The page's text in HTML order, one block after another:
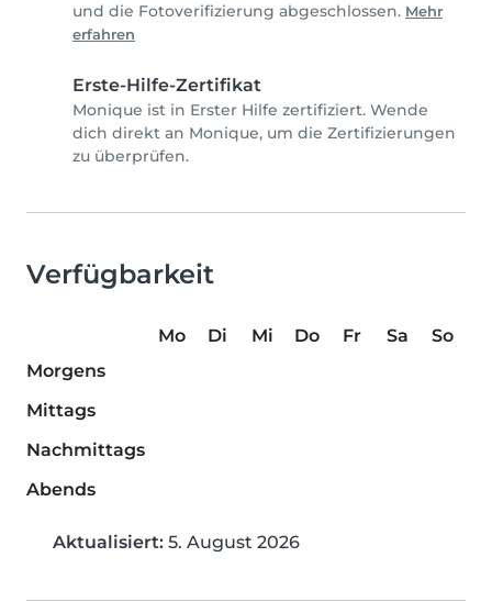
und die Fotoverifizierung abgeschlossen. Mehr
erfahren
Erste-Hilfe-Zertifikat
Monique ist in Erster Hilfe zertifiziert. Wende
dich direkt an Monique, um die Zertifizierungen
zu überprüfen.
Verfügbarkeit
Mo Di Mi Do Fr Sa
So
Morgens
Mittags
Nachmittags
Abends
Aktualisiert: 5. August 2026